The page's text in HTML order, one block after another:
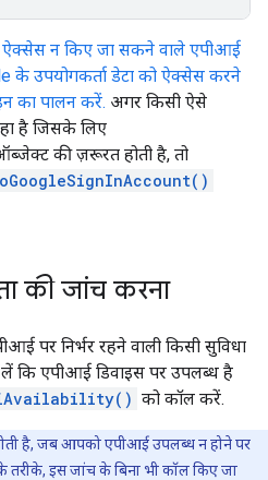
ऐक्सेस न किए जा सकने वाले एपीआई
के उपयोगकर्ता डेटा को ऐक्सेस करने
का पालन करें. अगर किसी ऐसे
है जिसके लिए
की ज़रूरत होती है, तो
की जांच करना
पर निर्भर रहने वाली किसी सुविधा
कि एपीआई डिवाइस पर उपलब्ध है
को कॉल करें.
है, जब आपको एपीआई उपलब्ध न होने पर
तरीके, इस जांच के बिना भी कॉल किए जा